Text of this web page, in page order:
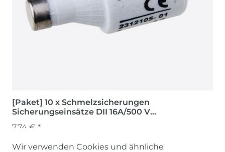
[Paket] 10 x Schmelzsicherungen
Sicherungseinsätze DII 16A/500 V
7,74 € *
Wir verwenden Cookies und ähnliche